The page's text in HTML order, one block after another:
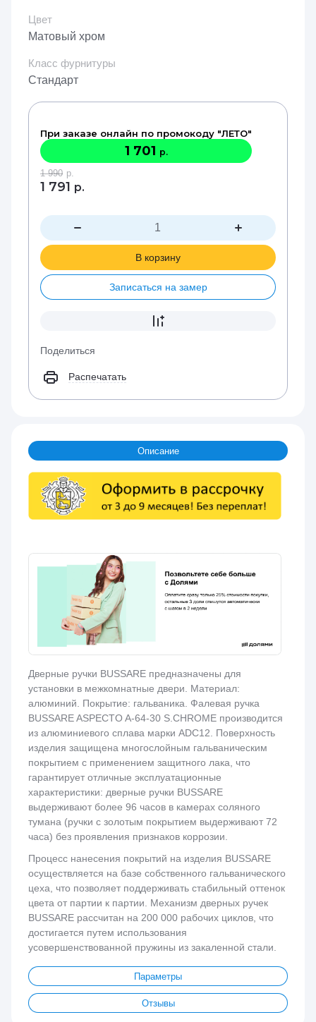
Цвет
Матовый хром
Класс фурнитуры
Стандарт
При заказе онлайн по промокоду "ЛЕТО"
1 701 р.
1 990 р.
1 791 р.
В корзину
Записаться на замер
Поделиться
Распечатать
Описание
Дверные ручки BUSSARE предназначены для
установки в межкомнатные двери. Материал:
алюминий. Покрытие: гальваника. Фалевая ручка
BUSSARE ASPECTO A-64-30 S.CHROME производится
из алюминиевого сплава марки ADC12. Поверхность
изделия защищена многослойным гальваническим
покрытием с применением защитного лака, что
гарантирует отличные эксплуатационные
характеристики: дверные ручки BUSSARE
выдерживают более 96 часов в камерах соляного
тумана (ручки с золотым покрытием выдерживают 72
часа) без проявления признаков коррозии.
Процесс нанесения покрытий на изделия BUSSARE
осуществляется на базе собственного гальванического
цеха, что позволяет поддерживать стабильный оттенок
цвета от партии к партии. Механизм дверных ручек
BUSSARE рассчитан на 200 000 рабочих циклов, что
достигается путем использования
усовершенствованной пружины из закаленной стали.
Параметры
Отзывы